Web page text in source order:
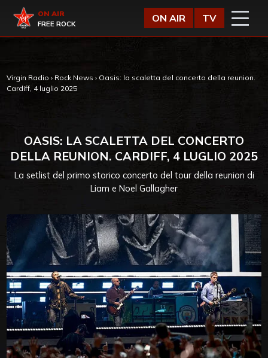
Virgin Radio
ON AIR
FREE ROCK
ON AIR TV
Virgin Radio › Rock News › Oasis: la scaletta del concerto della reunion.
Cardiff, 4 luglio 2025
OASIS: LA SCALETTA DEL CONCERTO
DELLA REUNION. CARDIFF, 4 LUGLIO 2025
La setlist del primo storico concerto del tour della reunion di
Liam e Noel Gallagher